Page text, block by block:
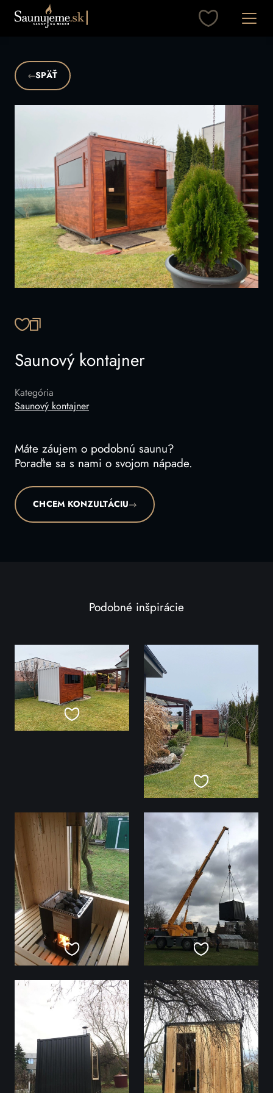
SPÄŤ
SKOPÍROVAŤ ODKAZ
Saunový kontajner
Kategória
Saunový kontajner
Máte záujem o podobnú saunu?
Poraďte sa s nami o svojom nápade.
CHCEM KONZULTÁCIU
Podobné inšpirácie